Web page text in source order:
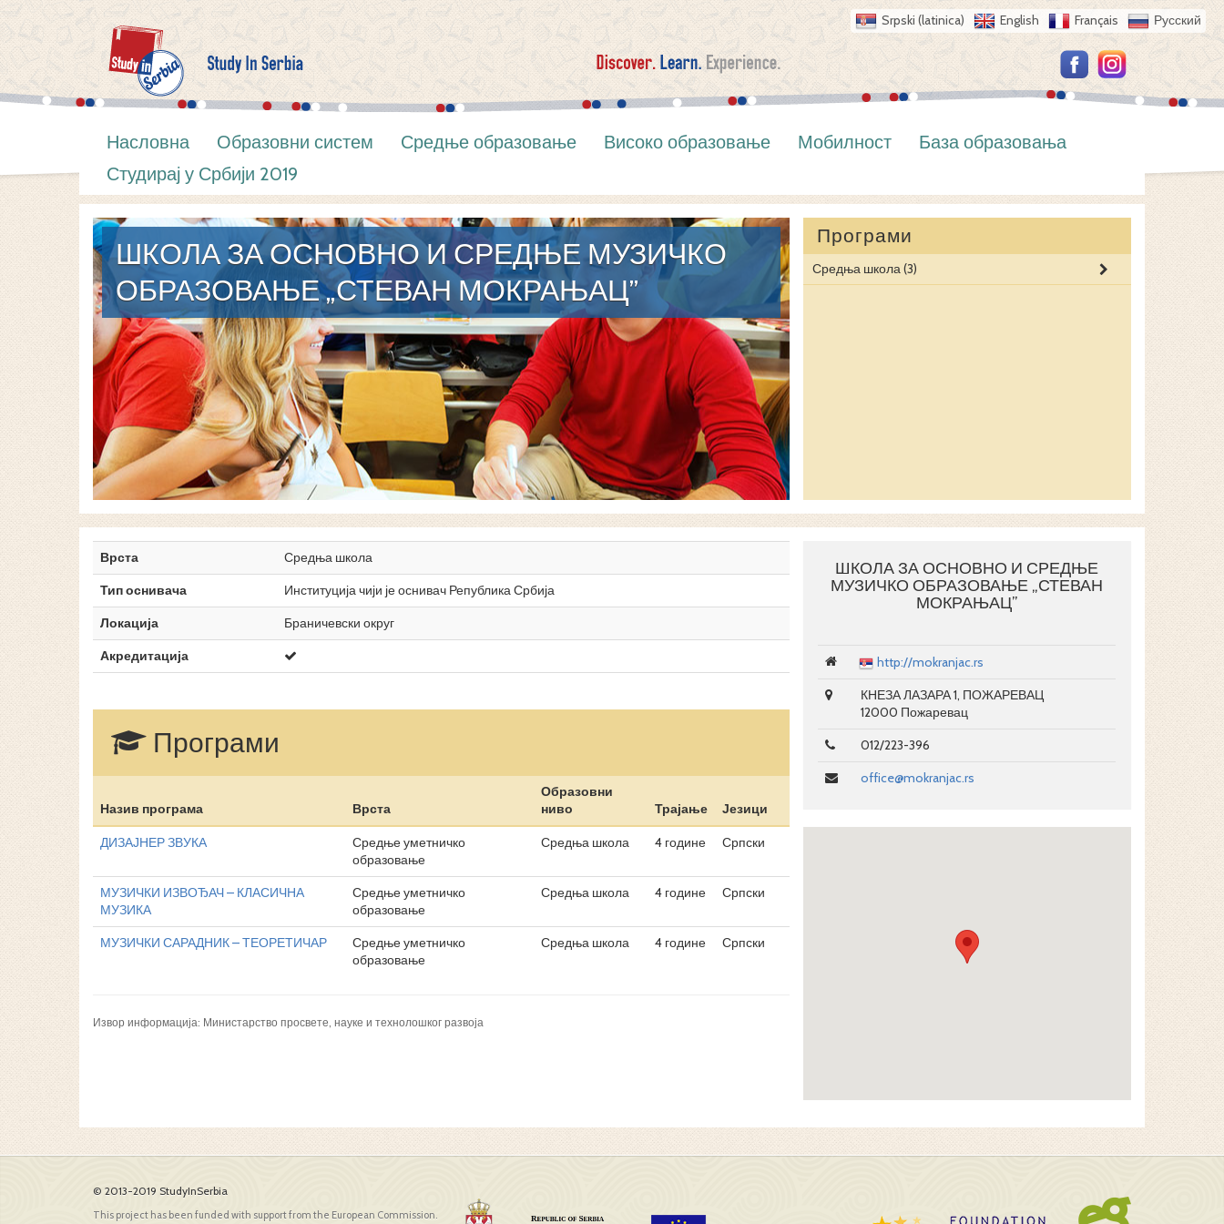
Srpski (latinica) English Français Русский
Насловна Образовни систем Средње образовање Високо образовање Мобилност
База образовања
Студирај у Србији 2019
ШКОЛА ЗА ОСНОВНО И СРЕДЊЕ МУЗИЧКО
ОБРАЗОВАЊЕ „СТЕВАН МОКРАЊАЦ”
Програми
Средња школа(3)
ДИЗАЈНЕР
МУЗИЧКИ
МУЗИЧКИ
Врста
Средња школа
Тип оснивача
Институција чији је оснивач Република Србија
Локација
Браничевски округ
Акредитација
Програми
Назив програма Врста
Образовни
ниво
Трајање Језици
ДИЗАЈНЕР ЗВУКА
Средње уметничко
образовање
Средња школа 4 године Српски
МУЗИЧКИ ИЗВОЂАЧ – КЛАСИЧНА
МУЗИКА
Средње уметничко
образовање
Средња школа 4 године Српски
МУЗИЧКИ САРАДНИК – ТЕОРЕТИЧАР
Средње уметничко
образовање
Средња школа 4 године Српски
Извор информација: Министарство просвете, науке и технолошког развоја
ШКОЛА ЗА ОСНОВНО И СРЕДЊЕ
МУЗИЧКО ОБРАЗОВАЊЕ „СТЕВАН
МОКРАЊАЦ”
http://mokranjac.rs
КНЕЗА ЛАЗАРА 1, ПОЖАРЕВАЦ
12000 Пожаревац
012/223-396
office@mokranjac.rs
© 2013-2019 StudyInSerbia
This project has been funded with support from the European Commission.